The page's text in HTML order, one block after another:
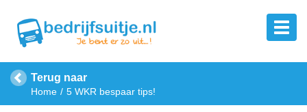
Terug naar
Home 5 WKR bespaar tips!